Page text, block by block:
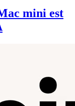
mini est